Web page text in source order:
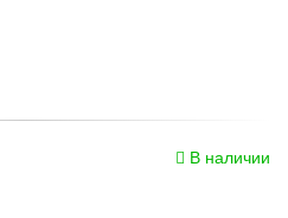
В наличии